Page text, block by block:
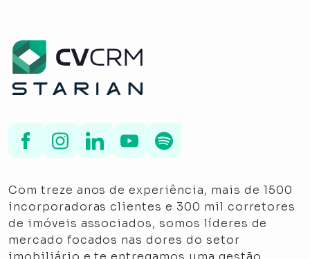
Com treze anos de experiência, mais de 1500
incorporadoras clientes e 300 mil corretores
de imóveis associados, somos líderes de
mercado focados nas dores do setor